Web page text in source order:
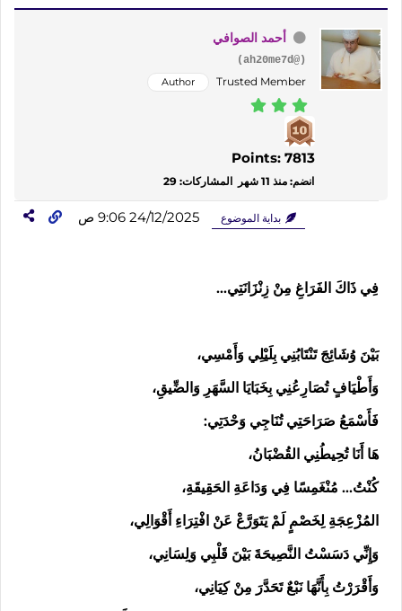
أحمد الصوافي
(@ah20me7d)
Trusted Member
Author
Points: 7813
انضم: منذ 11 شهر المشاركات: 29
بداية الموضوع 24/12/2025 9:06 ص
فِي ذَاكَ الفَرَاغِ مِنْ زِنْزَانَتِي...
بَيْنَ وُشَائِجَ تَنْتَابُنِي بِلَيْلِي وَأَمْسِي،
وَأَطْيَافٍ تُصَارِعُنِي بِخَبَايَا السَّهَرِ وَالضِّيقِ،
فَأَسْمَعُ صَرَاحَتِي تُنَاجِي وَحْدَتِي:
هَا أَنَا تُحِيطُنِي القُضْبَانُ،
كُنْتُ... مُنْغَمِسًا فِي وَدَاعَةِ الحَقِيقَةِ،
المُزْعِجَةِ لِخَصْمٍ لَمْ يَتَوَرَّعْ عَنْ افْتِرَاءِ أَقْوَالِي،
وَإِنِّي دَسَسْتُ النَّصِيحَةَ بَيْنَ قَلْبِي وَلِسَانِي،
وَأَقْرَرْتُ بِأَنَّهَا نَبْعٌ تَحَدَّرَ مِنْ كِيَانِي،